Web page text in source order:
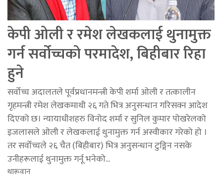
केपी ओली र रमेश लेखकलाई थुनामुक्त
गर्न सर्वोच्चको परमादेश, बिहीबार रिहा
हुने
सर्वोच्च अदालतले पूर्वप्रधानमन्त्री केपी शर्मा ओली र तत्कालीन
गृहमन्त्री रमेश लेखकमाथी २६ गते भित्र अनुसन्धान गरिसक्न आदेश
दिएको छ। न्यायाधीशहरु विनोद शर्मा र सुनिल कुमार पोखरेलको
इजलासले ओली र लेखकलाई थुनामुक्त गर्न अस्वीकार गरेको हो ।
तर सर्वोच्चले २६ चैत (बिहीबार) भित्र अनुसन्धान टुङ्गिन नसके
उनीहरूलाई थुनामुक्त गर्नू भनेको...
थारूवान